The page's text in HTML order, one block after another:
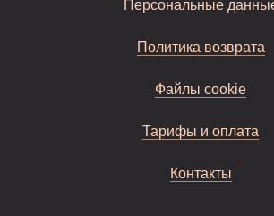
Персональные
Политика возврата
Файлы cookie
Тарифы и оплата
Контакты